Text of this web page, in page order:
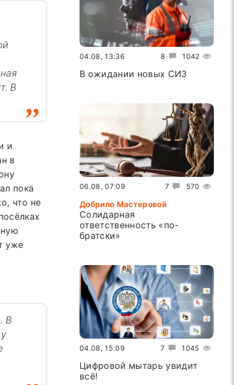
В
и
в
пока
что не
уже
В
8 1042
04.08, 13:36
В ожидании новых СИЗ
7 570
06.08, 07:09
Добрило Мастеровой
Солидарная
ответственность «по-
братски»
7 1045
04.08, 15:09
Цифровой мытарь увидит
всё!